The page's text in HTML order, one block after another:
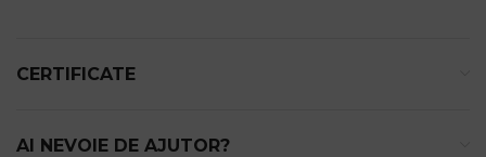
CERTIFICATE
AI NEVOIE DE AJUTOR?